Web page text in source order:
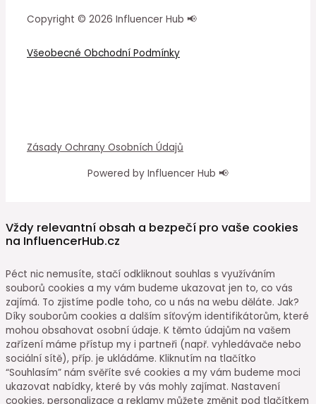
Copyright © 2026 Influencer Hub 📢
Všeobecné Obchodní Podmínky
Zásady Ochrany Osobních Údajů
Powered by Influencer Hub 📢
Vždy relevantní obsah a bezpečí pro vaše cookies
na InfluencerHub.cz
Péct nic nemusíte, stačí odkliknout souhlas s využíváním
souborů cookies a my vám budeme ukazovat jen to, co vás
zajímá. To zjistíme podle toho, co u nás na webu děláte. Jak?
Díky souborům cookies a dalším síťovým identifikátorům, které
mohou obsahovat osobní údaje. K těmto údajům na vašem
zařízení máme přístup my i partneři (např. vyhledávače nebo
sociální sítě), příp. je ukládáme. Kliknutím na tlačítko
“Souhlasím” nám svěříte své cookies a my vám budeme moci
ukazovat nabídky, které by vás mohly zajímat. Nastavení
cookies, personalizace a reklamy můžete změnit pod tlačítkem